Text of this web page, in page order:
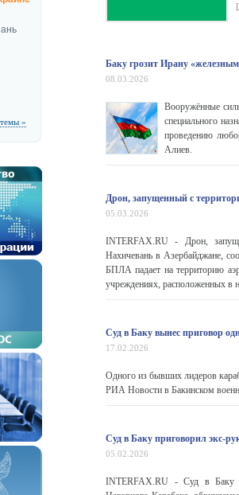
»
Баку грозит Ирану
08.03.2026
Вооружённые
специального
проведению
Алиев.
Дрон, запущенный с
05.03.2026
INTERFAX.RU - Дрон,
Нахичевань в Азербайджане,
БПЛА падает на территорию
учреждениях, расположенных в
Суд в Баку вынес приговор
17.02.2026
Одного из бывших лидеров
РИА Новости в Бакинском
Суд в Баку приговорил экс-
05.02.2026
INTERFAX.RU - Суд в Баку